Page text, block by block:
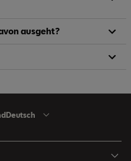
ausgeht?
Deutsch